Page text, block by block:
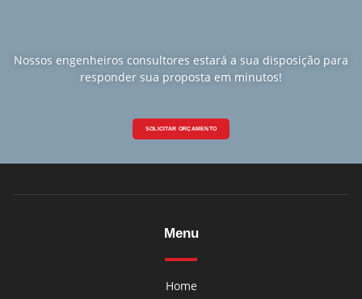
Nossos engenheiros consultores estará a sua disposição para
responder sua proposta em minutos!
SOLICITAR ORÇAMENTO
Menu
Home